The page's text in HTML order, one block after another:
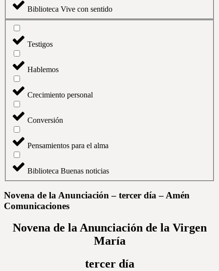
Biblioteca Vive con sentido
Testigos
Hablemos
Crecimiento personal
Conversión
Pensamientos para el alma
Biblioteca Buenas noticias
Novena de la Anunciación – tercer día – Amén
Comunicaciones
Novena de la Anunciación de la Virgen
María
tercer día